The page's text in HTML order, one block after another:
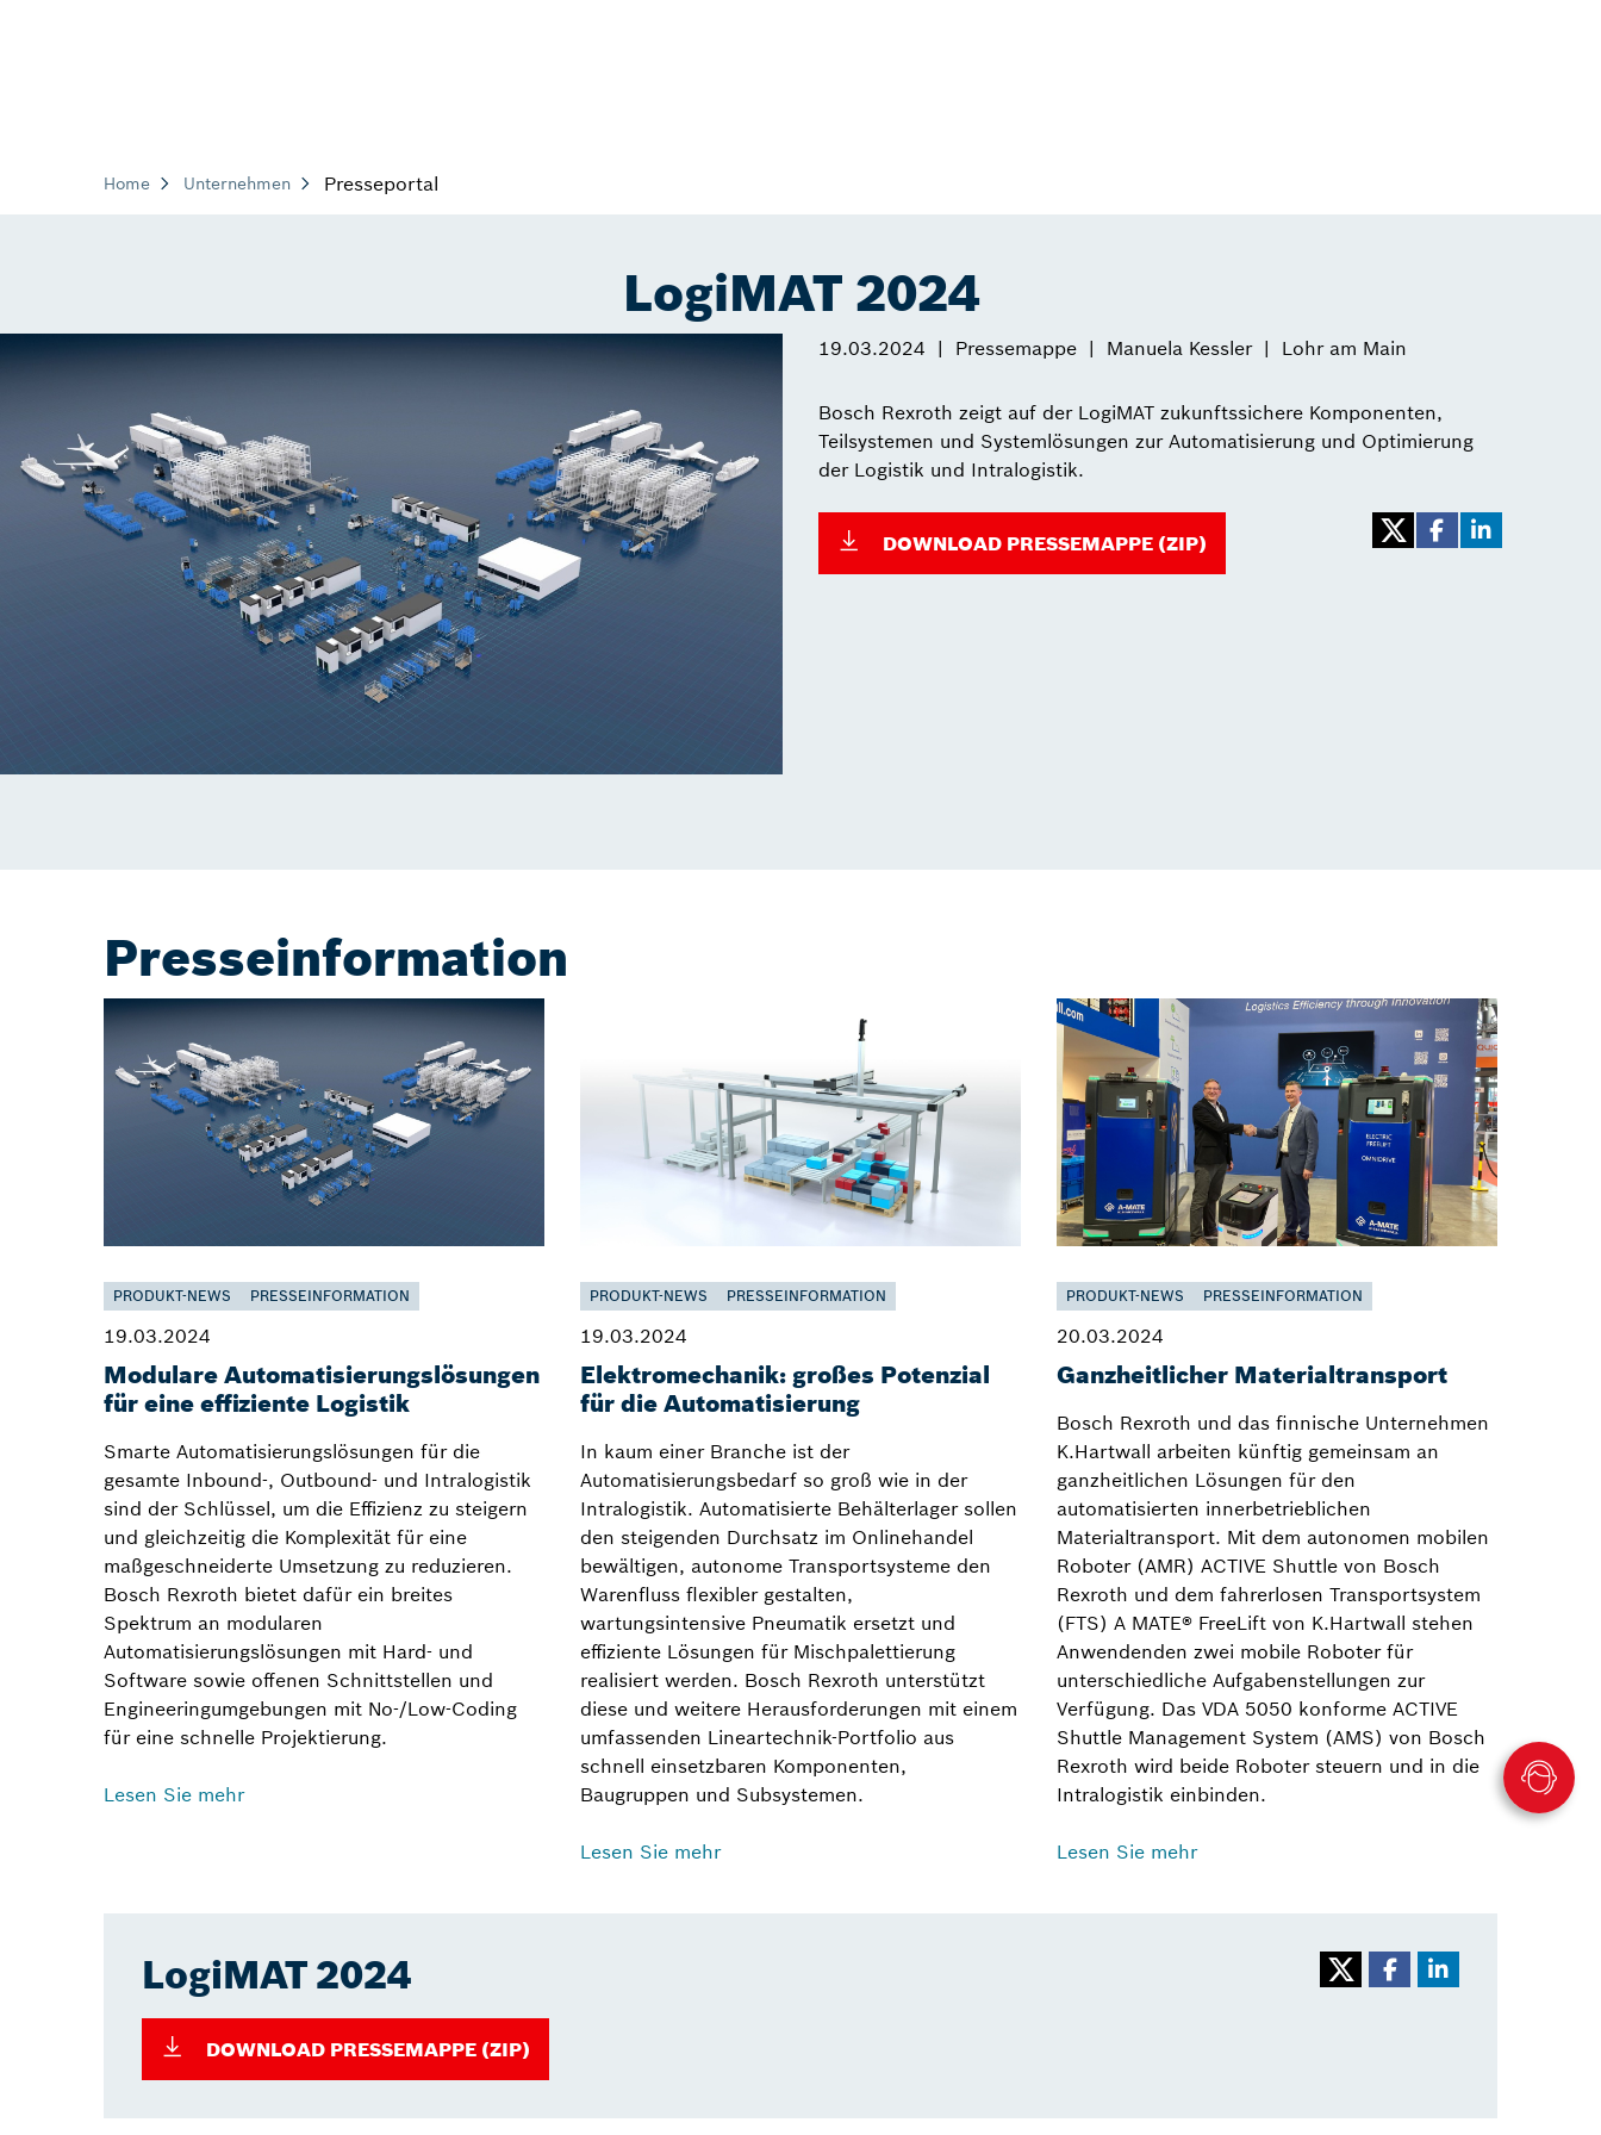
Home Unternehmen Presseportal
LogiMAT 2024
19.03.2024 Pressemappe Manuela Kessler Lohr am Main
Bosch Rexroth zeigt auf der LogiMAT zukunftssichere Komponenten,
Teilsystemen und Systemlösungen zur Automatisierung und Optimierung
der Logistik und Intralogistik.
DOWNLOAD PRESSEMAPPE (ZIP)
Presseinformation
PRODUKT-NEWS PRESSEINFORMATION
19.03.2024
Modulare Automatisierungslösungen
für eine effiziente Logistik
Smarte Automatisierungslösungen für die
gesamte Inbound-, Outbound- und Intralogistik
sind der Schlüssel, um die Effizienz zu steigern
und gleichzeitig die Komplexität für eine
maßgeschneiderte Umsetzung zu reduzieren.
Bosch Rexroth bietet dafür ein breites
Spektrum an modularen
Automatisierungslösungen mit Hard- und
Software sowie offenen Schnittstellen und
Engineeringumgebungen mit No-/Low-Coding
für eine schnelle Projektierung.
Lesen Sie mehr
PRODUKT-NEWS PRESSEINFORMATION
19.03.2024
Elektromechanik: großes Potenzial
für die Automatisierung
In kaum einer Branche ist der
Automatisierungsbedarf so groß wie in der
Intralogistik. Automatisierte Behälterlager sollen
den steigenden Durchsatz im Onlinehandel
bewältigen, autonome Transportsysteme den
Warenfluss flexibler gestalten,
wartungsintensive Pneumatik ersetzt und
effiziente Lösungen für Mischpalettierung
realisiert werden. Bosch Rexroth unterstützt
diese und weitere Herausforderungen mit einem
umfassenden Lineartechnik-Portfolio aus
schnell einsetzbaren Komponenten,
Baugruppen und Subsystemen.
Lesen Sie mehr
PRODUKT-NEWS PRESSEINFORMATION
20.03.2024
Ganzheitlicher Materialtransport
Bosch Rexroth und das finnische Unternehmen
K.Hartwall arbeiten künftig gemeinsam an
ganzheitlichen Lösungen für den
automatisierten innerbetrieblichen
Materialtransport. Mit dem autonomen mobilen
Roboter (AMR) ACTIVE Shuttle von Bosch
Rexroth und dem fahrerlosen Transportsystem
(FTS) A MATE® FreeLift von K.Hartwall stehen
Anwendenden zwei mobile Roboter für
unterschiedliche Aufgabenstellungen zur
Verfügung. Das VDA 5050 konforme ACTIVE
Shuttle Management System (AMS) von Bosch
Rexroth wird beide Roboter steuern und in die
Intralogistik einbinden.
Lesen Sie mehr
LogiMAT 2024
DOWNLOAD PRESSEMAPPE (ZIP)